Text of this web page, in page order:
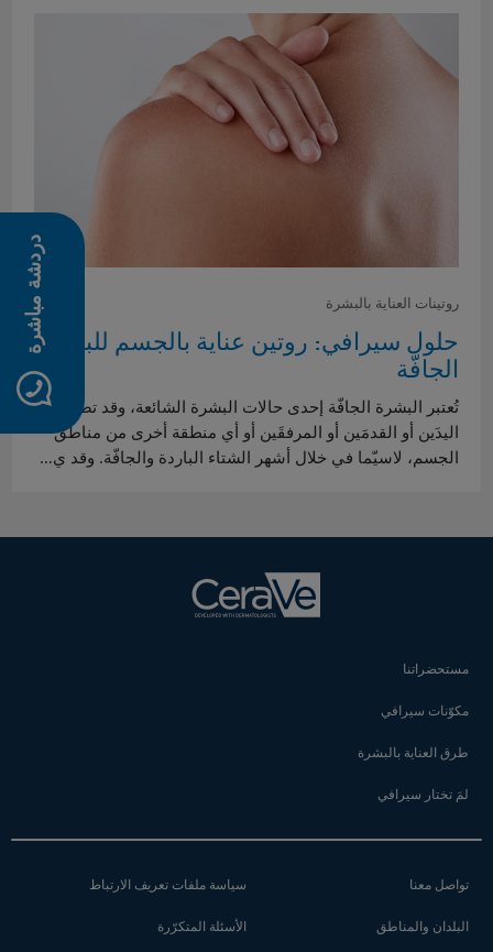
دردشة مباشرة روتينات العناية بالبشرة
حلول سيرافي: روتين عناية بالجسم للبشرة
الجافّة
تُعتبر البشرة الجافّة إحدى حالات البشرة الشائعة، وقد تصيب
اليدَين أو القدمَين أو المرفقَين أو أي منطقة أخرى من مناطق
الجسم، لاسيّما في خلال أشهر الشتاء الباردة والجافّة. وقد ي…
مستحضراتنا
مكوّنات سيرافي
طرق العناية بالبشرة
لمَ تختار سيرافي
تواصل معنا سياسة ملفات تعريف الارتباط
البلدان والمناطق الأسئلة المتكرّرة